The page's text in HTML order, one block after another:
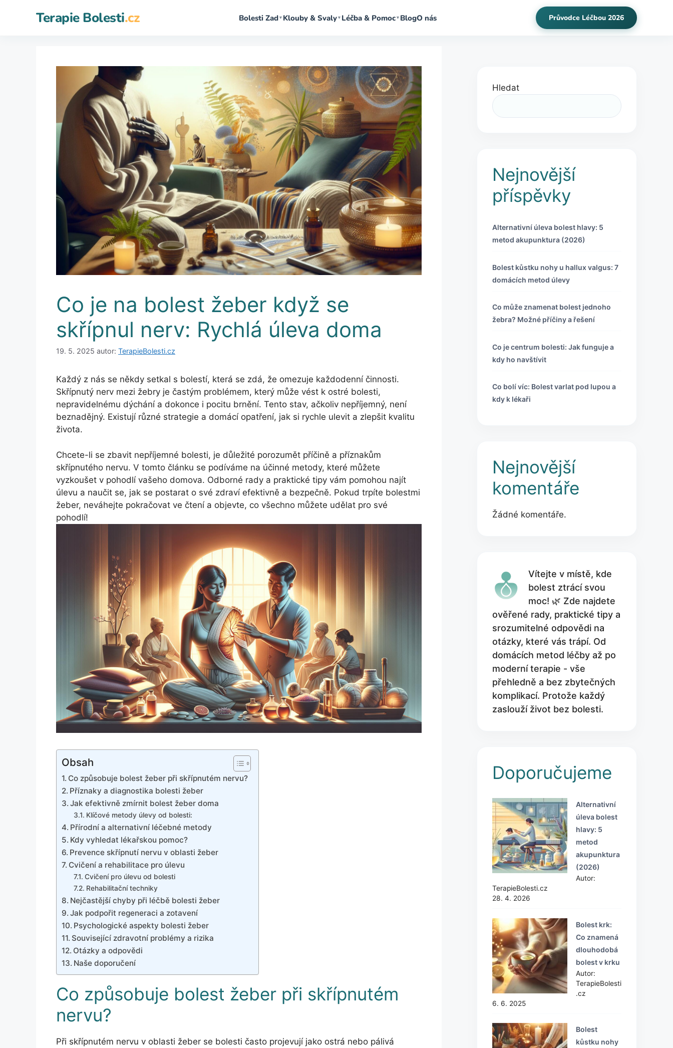
Terapie Bolesti.cz Bolesti Zad▼ Klouby & Svaly▼ Léčba & Pomoc▼ BlogO nás Průvodce Léčbou 2026
Co je na bolest žeber když se
skřípnul nerv: Rychlá úleva doma
19. 5. 2025 autor: TerapieBolesti.cz
Každý z nás se někdy setkal s bolestí, která se zdá, že omezuje každodenní činnosti.
Skřípnutý nerv mezi žebry je častým problémem, který může vést k ostré bolesti,
nepravidelnému dýchání a dokonce i pocitu brnění. Tento stav, ačkoliv nepříjemný, není
beznadějný. Existují různé strategie a domácí opatření, jak si rychle ulevit a zlepšit kvalitu
života.
Chcete-li se zbavit nepříjemné bolesti, je důležité porozumět příčině a příznakům
skřípnutého nervu. V tomto článku se podíváme na účinné metody, které můžete
vyzkoušet v pohodlí vašeho domova. Odborné rady a praktické tipy vám pomohou najít
úlevu a naučit se, jak se postarat o své zdraví efektivně a bezpečně. Pokud trpíte bolestmi
žeber, neváhejte pokračovat ve čtení a objevte, co všechno můžete udělat pro své
pohodlí!
Obsah
Co způsobuje bolest žeber při skřípnutém nervu?
Příznaky a diagnostika bolesti žeber
Jak efektivně zmírnit bolest žeber doma
Klíčové metody úlevy od bolesti:
Přírodní a alternativní léčebné metody
Kdy vyhledat lékařskou pomoc?
Prevence skřípnutí nervu v oblasti žeber
Cvičení a rehabilitace pro úlevu
Cvičení pro úlevu od bolesti
Rehabilitační techniky
Nejčastější chyby při léčbě bolesti žeber
Jak podpořit regeneraci a zotavení
Psychologické aspekty bolesti žeber
Související zdravotní problémy a rizika
Otázky a odpovědi
Naše doporučení
Co způsobuje bolest žeber při skřípnutém
nervu?
Při skřípnutém nervu v oblasti žeber se bolesti často projevují jako ostrá nebo pálivá
Hledat
Nejnovější
příspěvky
Alternativní úleva bolest hlavy: 5
metod akupunktura (2026)
Bolest kůstku nohy u hallux valgus: 7
domácích metod úlevy
Co může znamenat bolest jednoho
žebra? Možné příčiny a řešení
Co je centrum bolesti: Jak funguje a
kdy ho navštívit
Co bolí víc: Bolest varlat pod lupou a
kdy k lékaři
Nejnovější
komentáře
Žádné komentáře.
Vítejte v místě, kde
bolest ztrácí svou
moc! 🌿 Zde najdete
ověřené rady, praktické tipy a
srozumitelné odpovědi na
otázky, které vás trápí. Od
domácích metod léčby až po
moderní terapie - vše
přehledně a bez zbytečných
komplikací. Protože každý
zaslouží život bez bolesti.
Doporučujeme
Alternativní
úleva bolest
hlavy: 5
metod
akupunktura
(2026)
Autor:
TerapieBolesti.cz
28. 4. 2026
Bolest krk:
Co znamená
dlouhodobá
bolest v krku
Autor:
TerapieBolesti
.cz
6. 6. 2025
Bolest
kůstku nohy